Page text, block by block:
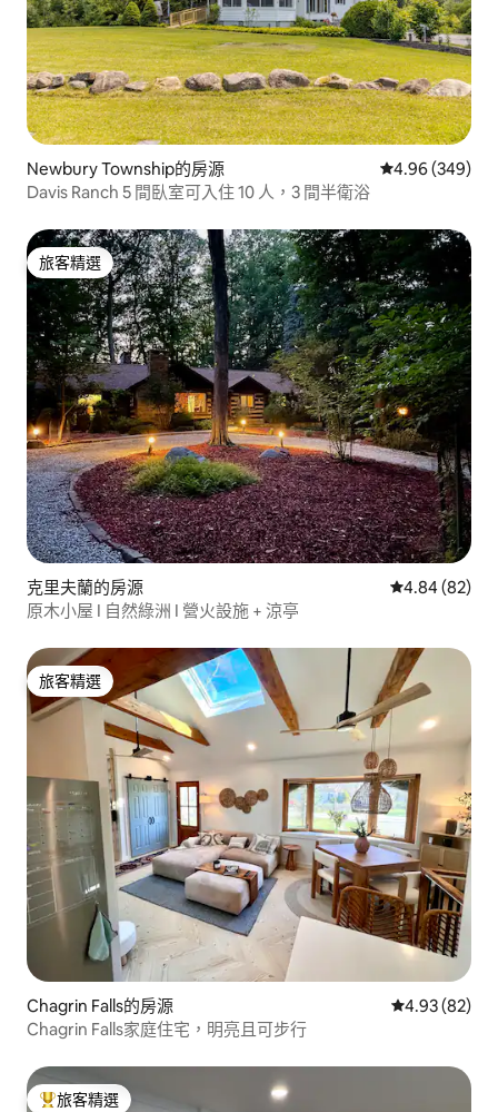
Newbury Township的房源 從 349 則評價
4.96 (349)
Davis Ranch 5 間臥室可入住 10 人，3 間半衛浴
旅客精選
旅客精選
克里夫蘭的房源 從 82 則評價
4.84 (82)
原木小屋 I 自然綠洲 I 營火設施 + 涼亭
旅客精選
旅客精選
Chagrin Falls的房源 從 82 則評價
4.93 (82)
Chagrin Falls家庭住宅，明亮且可步行
旅客精選